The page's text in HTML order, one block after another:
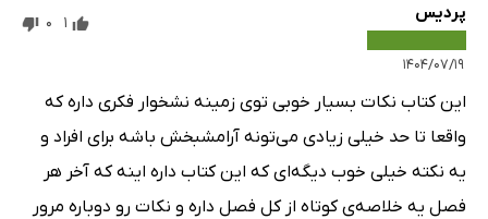
پردیس
۱۴۰۴/۰۷/۱۹
1
0
این کتاب نکات بسیار خوبی توی زمینه نشخوار فکری داره که
واقعا تا حد خیلی زیادی می‌تونه آرامشبخش باشه برای افراد و
یه نکته خیلی خوب دیگه‌ای که این کتاب داره اینه که آخر هر
فصل یه خلاصه‌ی کوتاه از کل فصل داره و نکات رو دوباره مرور